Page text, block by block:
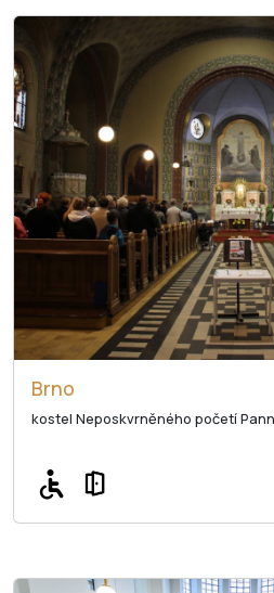
Brno
kostel Neposkvrněného početí